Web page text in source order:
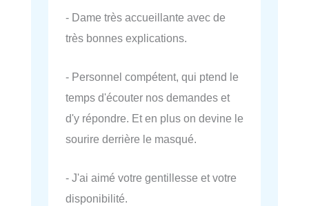
- Dame très accueillante avec de
très bonnes explications.
- Personnel compétent, qui ptend le
temps d'écouter nos demandes et
d'y répondre. Et en plus on devine le
sourire derrière le masqué.
- J'ai aimé votre gentillesse et votre
disponibilité.